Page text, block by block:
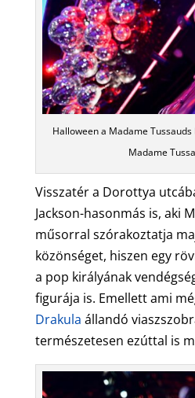
Halloween a Madame
Madame
Visszatér a Dorottya
Jackson-hasonmás is, aki
műsorral szórakoztatja
közönséget, hiszen egy
a pop királyának
figurája is. Emellett ami
Drakula állandó
természetesen ezúttal is